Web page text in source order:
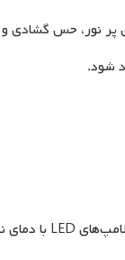
نور، حس گشادی و
شود.